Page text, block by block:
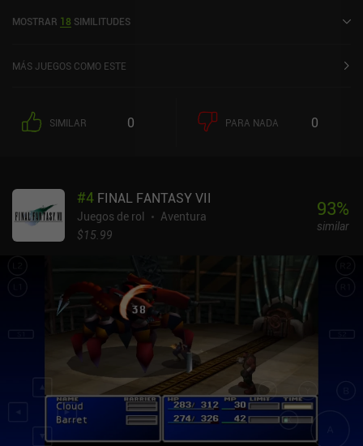
actual de 3,9 sobre 5,0 en Google Play y de 3,5 sobre 5,0 en la App
MOSTRAR 18 SIMILITUDES
MÁS JUEGOS COMO ESTE
SIMILAR 0 PARA NADA 0
#4 FINAL FANTASY VII
Juegos de rol
Aventura
$15.99
93%
similar